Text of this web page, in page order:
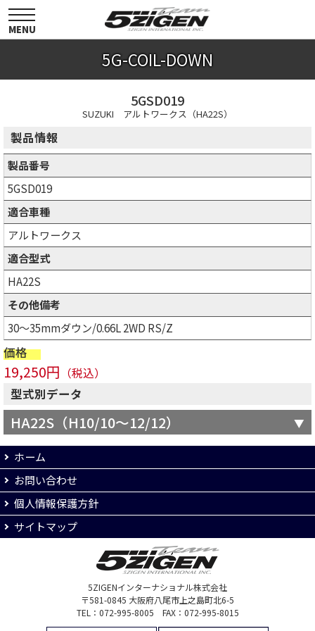
toggle
navigation
MENU
5G-COIL-DOWN
5GSD019
SUZUKI アルトワークス（HA22S）
製品情報
製品番号
5GSD019
適合車種
アルトワークス
適合型式
HA22S
その他備考
30～35mmダウン/0.66L 2WD RS/Z
価格
19,250円 （税込）
型式別データ
HA22S（H10/10～12/12）
ホーム
お問い合わせ
個人情報保護方針
サイトマップ
5ZIGENインターナショナル株式会社
〒581-0845 大阪府八尾市上之島町北6-5
TEL：072-995-8005 FAX：072-995-8015